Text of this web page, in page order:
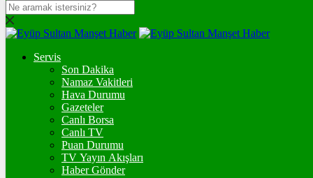
DOLAR
47,6025$% 0.06
EURO
% 0.14
STERLİN
% 0.17
GRAM ALTIN
Servis
Son Dakika
Namaz Vakitleri
Hava Durumu
Gazeteler
Canlı Borsa
Canlı TV
Puan Durumu
TV Yayın Akışları
Haber Gönder